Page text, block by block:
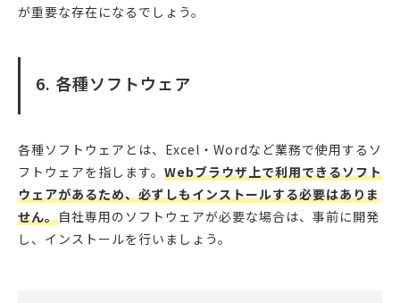
が重要な存在になるでしょう。
6. 各種ソフトウェア
各種ソフトウェアとは、Excel・Wordなど業務で使用するソ
フトウェアを指します。 Webブラウザ上で利用できるソフト
ウェアがあるため、必ずしもインストールする必要はありま
せん。自社専用のソフトウェアが必要な場合は、事前に開発
し、インストールを行いましょう。